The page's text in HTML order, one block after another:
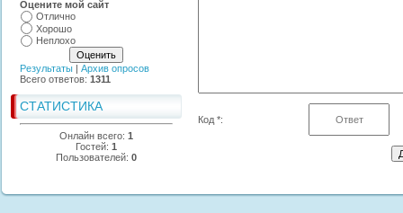
Оцените мой сайт
Отлично
Хорошо
Неплохо
Результаты | Архив опросов
Всего ответов: 1311
СТАТИСТИКА
Онлайн всего: 1
Гостей: 1
Пользователей: 0
Код *: